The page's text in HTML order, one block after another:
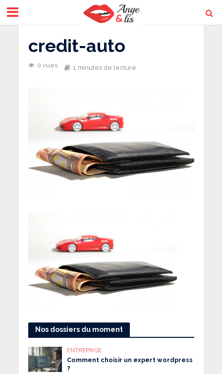
credit-auto
0 vues 1 minutes de lecture
Nos dossiers du moment
ENTREPRISE
Comment choisir un expert wordpress
?